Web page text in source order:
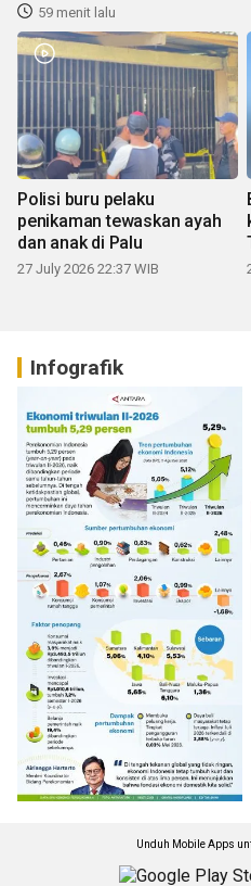
59 menit lalu
Polisi buru pelaku
penikaman tewaskan ayah
dan anak di Palu
27 July 2026 22:37 WIB
Infografik
Unduh Mobile Apps